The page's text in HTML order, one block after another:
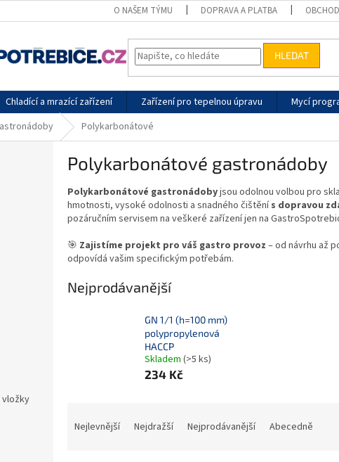
O NAŠEM TÝMU DOPRAVA A PLATBA
HLEDAT
Chladící a mrazící zařízení Zařízení pro tepelnou úpravu Mycí
Polykarbonátové
vložky
Polykarbonátové gastronádoby
Polykarbonátové gastronádobyjsou odolnou volbou pro
hmotnosti, vysoké odolnosti a snadného čištěnís dopravou
pozáručním servisem na veškeré zařízení jen na
🎯 Zajistíme projekt pro váš gastro provoz – od návrhu až
odpovídá vašim specifickým potřebám.
Nejprodávanější
GN 1/1 (h=100 mm)
polypropylenová
HACCP
Skladem (>5 ks)
234 Kč
Nejlevnější Nejdražší Nejprodávanější Abecedně